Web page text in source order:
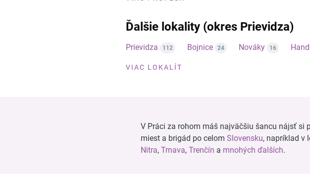
Ďalšie lokality (okres Prievidza)
Prievidza 112 Bojnice 24 Nováky 16
VIAC LOKALÍT
V Práci za rohom máš najväčšiu šancu nájsť si
miest a brigád po celom Slovensku, napríklad v
Nitra, Trnava, Trenčín a mnohých ďalších.